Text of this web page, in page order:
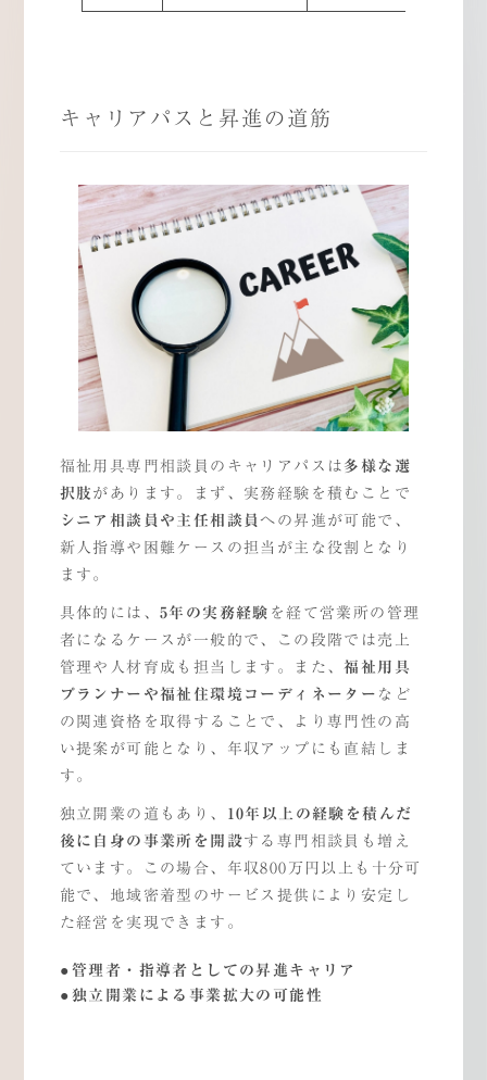
COMPANY
中銀グループについて
HISTORY＆FUTURE
中銀グループの歴史と未来
WORKS
職種紹介
INTERVIEW
スタッフインタビュー
熱海で働く・暮らす
WELFARE
福利厚生／社内環境
PARTTIME
パートアルバイト
よくある質問
BLOG
採用ブログ
エントリー
企業サイト
キャリアパスと昇進の道筋
福祉用具専門相談員のキャリアパスは 多様な選
択肢 があります。まず、実務経験を積むことで
シニア相談員や主任相談員への昇進が可能で、
新人指導や困難ケースの担当が主な役割となり
ます。
具体的には、5年の実務経験 を経て営業所の管理
者になるケースが一般的で、この段階では売上
管理や人材育成も担当します。また、福祉用具
プランナーや福祉住環境コーディネーター など
の関連資格を取得することで、より専門性の高
い提案が可能となり、年収アップにも直結しま
す。
独立開業の道もあり、 10年以上の経験を積んだ
後に自身の事業所を開設する専門相談員も増え
ています。この場合、年収800万円以上も十分可
能で、地域密着型のサービス提供により安定し
た経営を実現できます。
管理者・指導者としての昇進キャリア
独立開業による事業拡大の可能性